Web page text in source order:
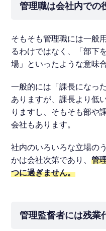
管理職は会社内での
そもそも管理職には一般
るわけではなく、「部下
場」といったような意味
一般的には「課長になっ
ありますが、課長より低
りますし、そもそも部や
会社もあります。
社内のいろいろな立場の
かは会社次第であり、管
つに過ぎません。
管理監督者には残業